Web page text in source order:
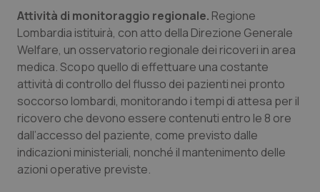
Sicilia
Toscana
Umbria
Valle D’Aosta
Veneto
Neuroscienze & patologie neurodegenerative
Obesità
Oftalmologia
Oncodermatologia
Oncoematologia
Attività di monitoraggio regionale. Regione
Lombardia istituirà, con atto della Direzione Generale
Welfare, un osservatorio regionale dei ricoveri in area
medica. Scopo quello di effettuare una costante
attività di controllo del flusso dei pazienti nei pronto
soccorso lombardi, monitorando i tempi di attesa per il
ricovero che devono essere contenuti entro le 8 ore
dall’accesso del paziente, come previsto dalle
indicazioni ministeriali, nonché il mantenimento delle
azioni operative previste.